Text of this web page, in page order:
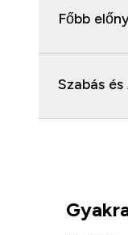
Főbb
Szabás